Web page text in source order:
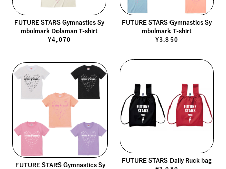
FUTURE STARS Gymnastics Sy
mbolmark Dolaman T-shirt
¥4,070
FUTURE STARS Gymnastics Sy
mbolmark T-shirt
¥3,850
FUTURE STARS Gymnastics Sy
FUTURE STARS Daily Ruck bag